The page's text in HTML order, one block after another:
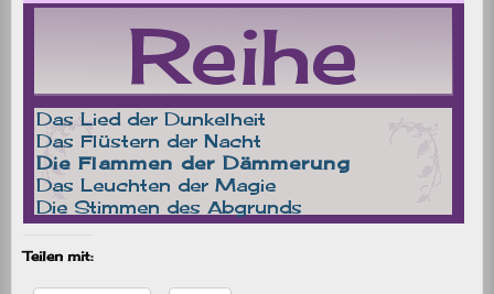
Teilen mit: